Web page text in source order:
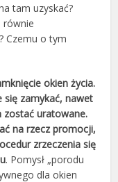
tam uzyskać?
równie
Czemu o tym
okien życia.
się zamykać, nawet
zostać uratowane.
na rzecz promocji,
zrzeczenia się
. Pomysł „porodu
dla okien